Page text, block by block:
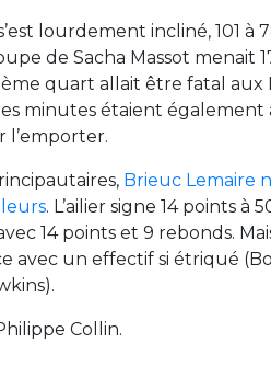
lourdement incliné, 101
de Sacha Massot menait
quart allait être fatal aux
minutes étaient également
l’emporter.
Brieuc Lemaire
. L’ailier signe 14 points à
14 points et 9 rebonds.
avec un effectif si étriqué
Collin.